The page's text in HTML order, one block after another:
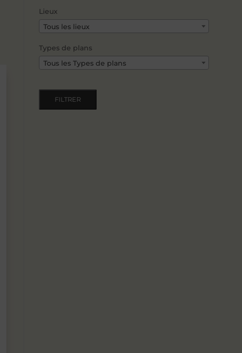
Lieux
Tous les lieux
Types de plans
Tous les Types de plans
FILTRER